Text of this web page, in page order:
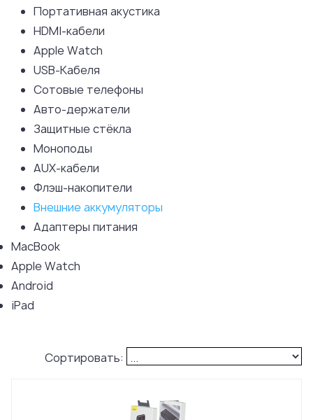
Портативная акустика
HDMI-кабели
Apple Watch
USB-Кабеля
Сотовые телефоны
Авто-держатели
Защитные стёкла
Моноподы
AUX-кабели
Флэш-накопители
Внешние аккумуляторы
Адаптеры питания
MacBook
Apple Watch
Android
iPad
Сортировать: